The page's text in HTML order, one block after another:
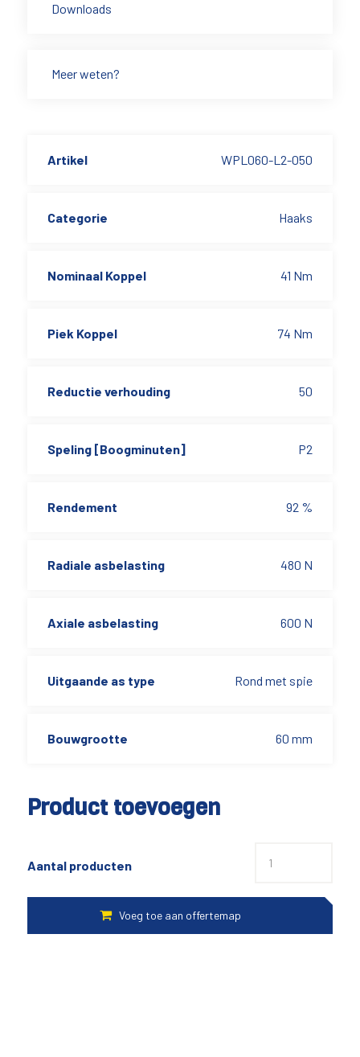
Product toevoegen
Aantal producten
Downloads
Meer weten?
Artikel WPL060-L2-050
Categorie Haaks
Nominaal Koppel 41 Nm
Piek Koppel 74 Nm
Reductie verhouding 50
Speling [Boogminuten] P2
Rendement 92 %
Radiale asbelasting 480 N
Axiale asbelasting 600 N
Uitgaande as type Rond met spie
Bouwgrootte 60 mm